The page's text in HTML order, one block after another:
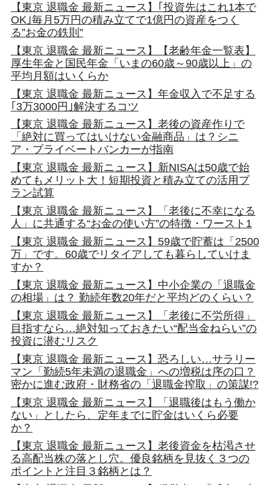
【東京 退職金 最新ニュース】｢投資先はこれ1本で
OK｣毎月5万円の積み立てで1億円の資産をつく
る”お金の鉄則”
【東京 退職金 最新ニュース】【老齢年金一覧表】
厚生年金と国民年金「いまの60歳～90歳以上」の
平均月額はいくらか
【東京 退職金 最新ニュース】年金収入で不足する
｢3万3000円｣解決するコツ
【東京 退職金 最新ニュース】老後の資産作りで
「絶対に買ってはいけない金融商品」は？シニ
ア・プライベートバンカーが指南
【東京 退職金 最新ニュース】新NISAは50歳で始
めてもメリット大！短期投資と積み立ての活用プ
ラン試算
【東京 退職金 最新ニュース】「老後に不幸になる
人」に共通する“お金の使い方”の特徴・ワースト1
【東京 退職金 最新ニュース】59歳で貯蓄は「2500
万」です。60歳でリタイアしても暮らしていけま
すか？
【東京 退職金 最新ニュース】中小企業の「退職金
の相場」は？ 勤続年数20年だと平均どのくらい？
【東京 退職金 最新ニュース】「老後に不労所得」
目指すなら…絶対知っておきたい“配当金ねらい”の
投資に潜むリスク
【東京 退職金 最新ニュース】恐ろしい…サラリー
マン「勤続5年未満の退職金」への増税は序の口？
密かに進む政府・財務省の「退職金搾取」の策謀!?
【東京 退職金 最新ニュース】「退職後はもう働か
ない」としたら、定年までに貯金はいくら必要
か？
【東京 退職金 最新ニュース】老後資金を枯渇させ
る高配当株の落とし穴。優良銘柄を見抜く３つの
ポイントと注目３銘柄とは？